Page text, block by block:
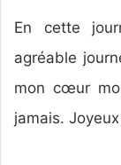
En cette
agréable
mon cœur
jamais.